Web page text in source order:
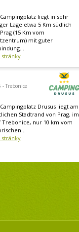
liegt in sehr
Lage etwa 5 Km südlich
(15 Km vom
mit guter
stránky
- Trebonice
Drusus liegt am
Stadtrand von Prag, im
Trebonice, nur 10 km vom
stránky